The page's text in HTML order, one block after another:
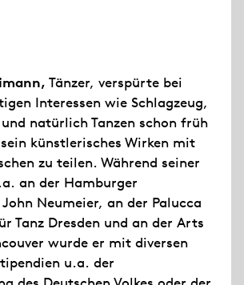
Tänzer, verspürte bei
Interessen wie Schlagzeug,
natürlich Tanzen schon früh
künstlerisches Wirken mit
zu teilen. Während seiner
an der Hamburger
Neumeier, an der Palucca
Tanz Dresden und an der Arts
wurde er mit diversen
u.a. der